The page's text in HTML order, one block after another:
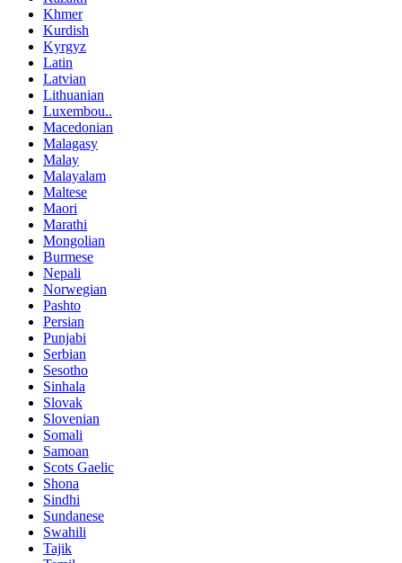
Khmer
Kurdish
Kyrgyz
Latin
Latvian
Lithuanian
Luxembou..
Macedonian
Malagasy
Malay
Malayalam
Maltese
Maori
Marathi
Mongolian
Burmese
Nepali
Norwegian
Pashto
Persian
Punjabi
Serbian
Sesotho
Sinhala
Slovak
Slovenian
Somali
Samoan
Scots Gaelic
Shona
Sindhi
Sundanese
Swahili
Tajik